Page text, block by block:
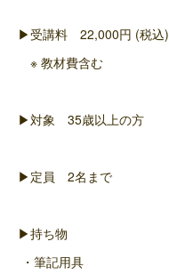
▶受講料 22,000円 (税込)
※ 教材費含む
▶対象 35歳以上の方
▶定員 2名まで
▶持ち物
・筆記用具